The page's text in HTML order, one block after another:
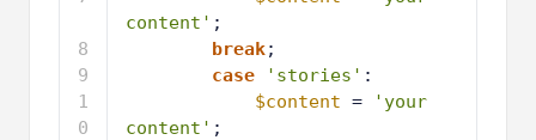
9
1
0
1
break
case
'stories'
$content
=
break